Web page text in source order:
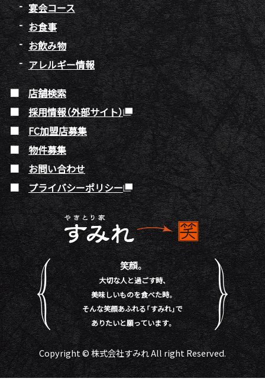
宴会コース
お食事
お飲み物
アレルギー情報
店舗検索
採用情報（外部サイト）
FC加盟店募集
物件募集
お問い合わせ
プライバシーポリシー
笑顔。
大切な人と過ごす時、
美味しいものを食べた時。
そんな笑顔あふれる「すみれ」で
ありたいと願っています。
Copyright © 株式会社すみれ All right Reserved.